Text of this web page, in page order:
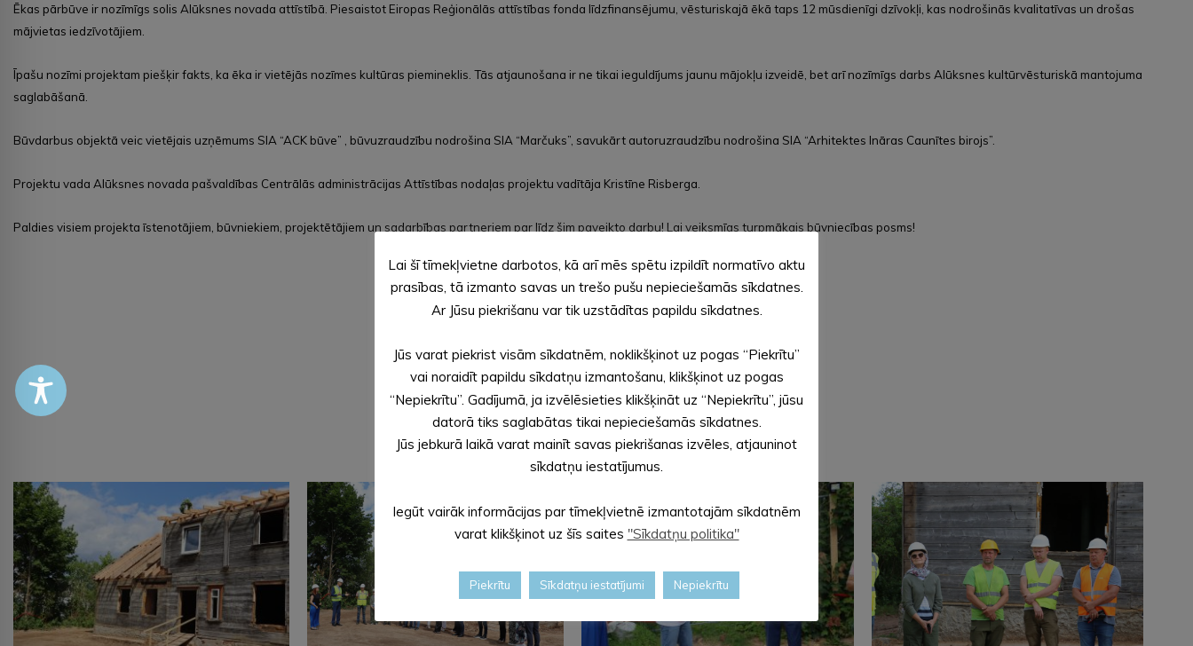
Ēkas pārbūve ir nozīmīgs solis Alūksnes novada attīstībā. Piesaistot Eiropas Reģionālās attīstības fonda līdzfinansējumu, vēsturiskajā ēkā taps 12 mūsdienīgi dzīvokļi, kas nodrošinās kvalitatīvas un drošas
mājvietas iedzīvotājiem.
Īpašu nozīmi projektam piešķir fakts, ka ēka ir vietējās nozīmes kultūras piemineklis. Tās atjaunošana ir ne tikai ieguldījums jaunu mājokļu izveidē, bet arī nozīmīgs darbs Alūksnes kultūrvēsturiskā mantojuma
saglabāšanā.
Būvdarbus objektā veic vietējais uzņēmums SIA “ACK būve” , būvuzraudzību nodrošina SIA “Marčuks”, savukārt autoruzraudzību nodrošina SIA “Arhitektes Ināras Caunītes birojs”.
Projektu vada Alūksnes novada pašvaldības Centrālās administrācijas Attīstības nodaļas projektu vadītāja Kristīne Risberga.
Paldies visiem projekta īstenotājiem, būvniekiem, projektētājiem un sadarbības partneriem par līdz šim paveikto darbu! Lai veiksmīgs turpmākais būvniecības posms!
Lai šī tīmekļvietne darbotos, kā arī mēs spētu izpildīt normatīvo aktu
prasības, tā izmanto savas un trešo pušu nepieciešamās sīkdatnes.
Ar Jūsu piekrišanu var tik uzstādītas papildu sīkdatnes.
Jūs varat piekrist visām sīkdatnēm, noklikšķinot uz pogas “Piekrītu”
vai noraidīt papildu sīkdatņu izmantošanu, klikšķinot uz pogas
“Nepiekrītu”. Gadījumā, ja izvēlēsieties klikšķināt uz “Nepiekrītu”, jūsu
datorā tiks saglabātas tikai nepieciešamās sīkdatnes.
Jūs jebkurā laikā varat mainīt savas piekrišanas izvēles, atjauninot
sīkdatņu iestatījumus.
Iegūt vairāk informācijas par tīmekļvietnē izmantotajām sīkdatnēm
varat klikšķinot uz šīs saites "Sīkdatņu politika"
Piekrītu Sīkdatņu iestatījumi Nepiekrītu